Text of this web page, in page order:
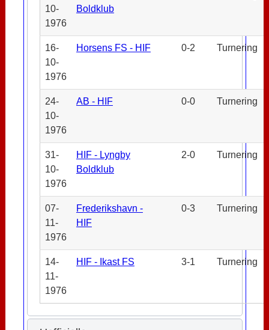
10-
1976
Boldklub
16-
10-
1976
Horsens FS - HIF 0-2 Turnering
24-
10-
1976
AB - HIF 0-0 Turnering
31-
10-
1976
HIF - Lyngby
Boldklub
2-0 Turnering
07-
11-
1976
Frederikshavn -
HIF
0-3 Turnering
14-
11-
1976
HIF - Ikast FS 3-1 Turnering